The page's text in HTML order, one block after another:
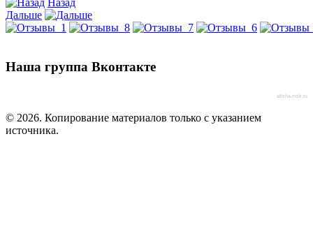
Дальше
Наша группа Вконтакте
afisha-msk.ru
© 2026. Копирование материалов только с указанием
источника.